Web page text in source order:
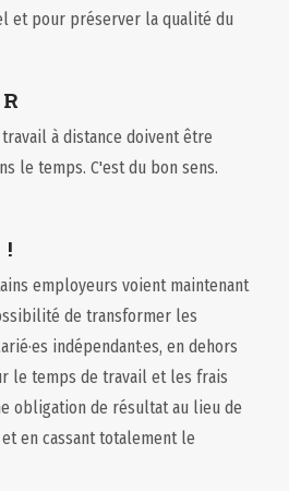
et pour préserver la qualité du
à distance doivent être
le temps. C'est du bon sens.
employeurs voient maintenant
de transformer les
indépendant·es, en dehors
le temps de travail et les frais
obligation de résultat au lieu de
en cassant totalement le